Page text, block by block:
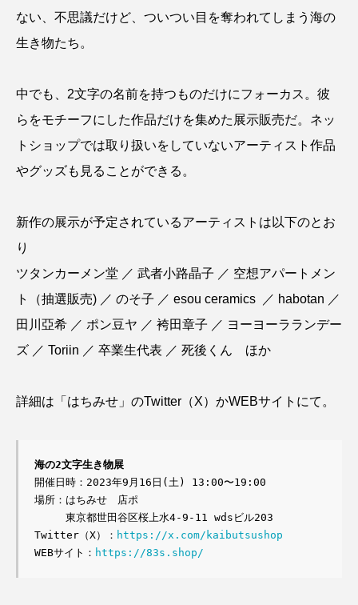
ない、不思議だけど、ついつい目を奪われてしまう海の
生き物たち。
中でも、2文字の名前を持つものだけにフォーカス。彼
らをモチーフにした作品だけを集めた展示販売だ。ネッ
トショップでは取り扱いをしていないアーティスト作品
やグッズも見ることができる。
新作の展示が予定されているアーティストは以下のとお
り
ツタンカーメン堂 ／ 武者小路晶子 ／ 空想アパートメン
ト（抽選販売) ／ のそ子 ／ esou ceramics ／ habotan ／
田川亞希 ／ ポン豆ヤ ／ 袴田章子 ／ ヨーヨーラランデー
ズ ／ Toriin ／ 卒業生代表 ／ 死後くん ほか
詳細は「はちみせ」のTwitter（X）かWEBサイトにて。
海の2文字生き物展
開催日時：2023年9月16日(土) 13:00〜19:00
場所：はちみせ　店ポ
東京都世田谷区桜上水4-9-11 wdsビル203
Twitter（X）： https://x.com/kaibutsushop
WEBサイト： https://83s.shop/